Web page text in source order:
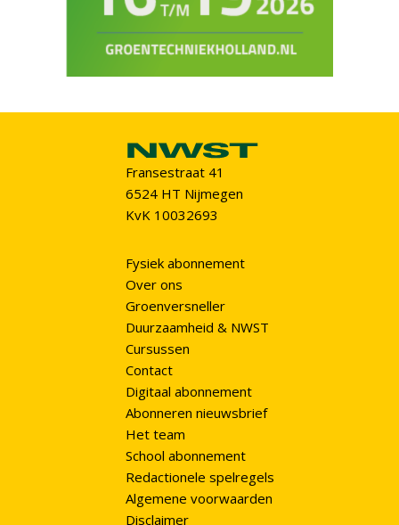
Fransestraat 41
6524 HT Nijmegen
KvK 10032693
Fysiek abonnement
Over ons
Groenversneller
Duurzaamheid & NWST
Cursussen
Contact
Digitaal abonnement
Abonneren nieuwsbrief
Het team
School abonnement
Redactionele spelregels
Algemene voorwaarden
Disclaimer